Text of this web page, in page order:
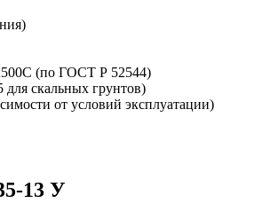
(по ГОСТ Р 52544)
скальных грунтов)
от условий эксплуатации)
13 У